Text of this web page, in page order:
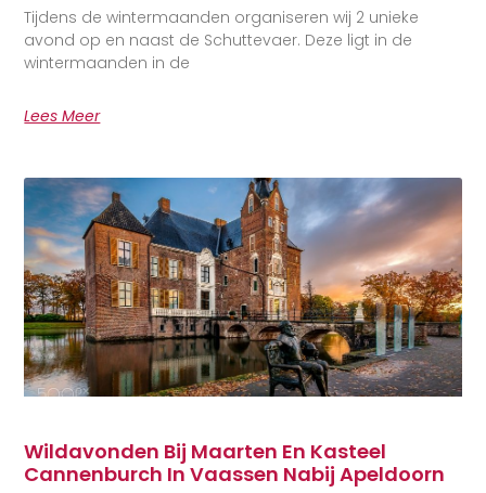
Tijdens de wintermaanden organiseren wij 2 unieke
avond op en naast de Schuttevaer. Deze ligt in de
wintermaanden in de
Lees Meer
Wildavonden Bij Maarten En Kasteel
Cannenburch In Vaassen Nabij Apeldoorn